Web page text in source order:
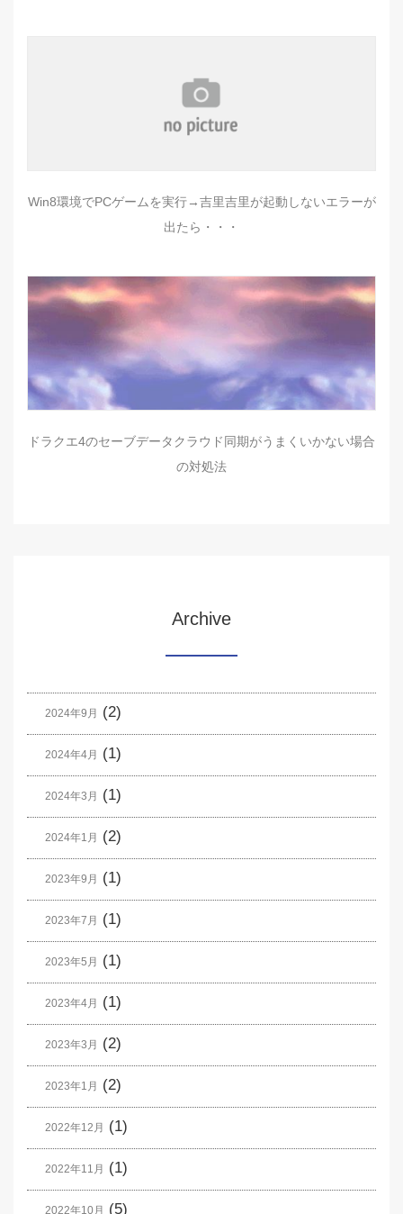
Win8環境でPCゲームを実行→吉里吉里が起動しないエラーが
出たら・・・
ドラクエ4のセーブデータクラウド同期がうまくいかない場合
の対処法
Archive
2024年9月 (2)
2024年4月 (1)
2024年3月 (1)
2024年1月 (2)
2023年9月 (1)
2023年7月 (1)
2023年5月 (1)
2023年4月 (1)
2023年3月 (2)
2023年1月 (2)
2022年12月 (1)
2022年11月 (1)
2022年10月 (5)